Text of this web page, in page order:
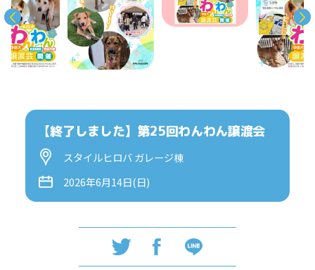
【終了しました】第25回わんわん譲渡会
スタイルヒロバ ガレージ棟
2026年6月14日(日)